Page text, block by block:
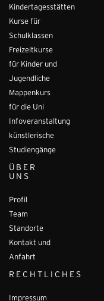
Kindertagesstätten
Kurse für
Schulklassen
Freizeitkurse
für Kinder und
Jugendliche
Mappenkurs
für die Uni
Infoveranstaltung
künstlerische
Studiengänge
ÜBER
UNS
Profil
Team
Standorte
Kontakt und
Anfahrt
RECHTLICHES
Impressum